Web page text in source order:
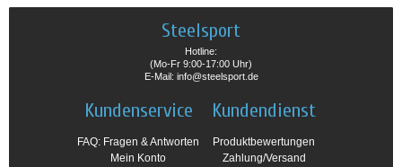
Steelsport
Hotline:
(Mo-Fr 9:00-17:00 Uhr)
E-Mail: info@steelsport.de
Kundenservice
FAQ: Fragen & Antworten
Mein Konto
Kundendienst
Produktbewertungen
Zahlung/Versand